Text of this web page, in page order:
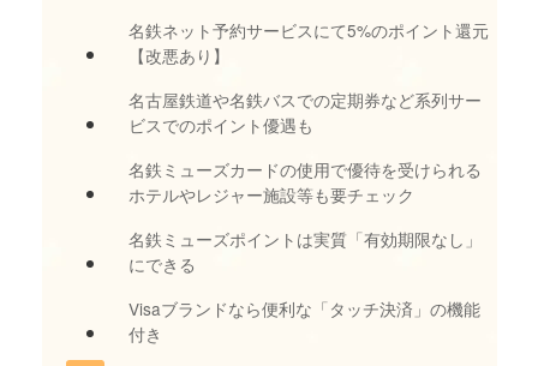
名鉄ネット予約サービスにて5%のポイント還元
【改悪あり】
名古屋鉄道や名鉄バスでの定期券など系列サー
ビスでのポイント優遇も
名鉄ミューズカードの使用で優待を受けられる
ホテルやレジャー施設等も要チェック
名鉄ミューズポイントは実質「有効期限なし」
にできる
Visaブランドなら便利な「タッチ決済」の機能
付き